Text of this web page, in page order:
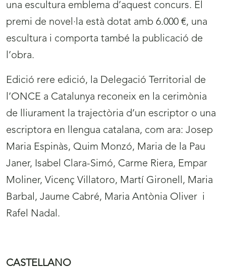
una escultura emblema d’aquest concurs. El
premi de novel·la està dotat amb 6.000 €, una
escultura i comporta també la publicació de
l’obra.
Edició rere edició, la Delegació Territorial de
l’ONCE a Catalunya reconeix en la cerimònia
de lliurament la trajectòria d’un escriptor o una
escriptora en llengua catalana, com ara: Josep
Maria Espinàs, Quim Monzó, Maria de la Pau
Janer, Isabel Clara-Simó, Carme Riera, Empar
Moliner, Vicenç Villatoro, Martí Gironell, Maria
Barbal, Jaume Cabré, Maria Antònia Oliver i
Rafel Nadal.
CASTELLANO